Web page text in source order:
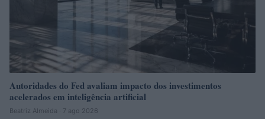
Autoridades do Fed avaliam impacto dos investimentos
acelerados em inteligência artificial
Beatriz Almeida · 7 ago 2026